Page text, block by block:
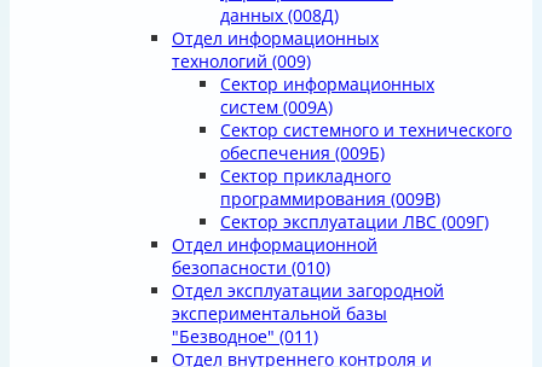
данных (008Д)
Отдел информационных
технологий (009)
Сектор информационных
систем (009А)
Сектор системного и технического
обеспечения (009Б)
Сектор прикладного
программирования (009В)
Сектор эксплуатации ЛВС (009Г)
Отдел информационной
безопасности (010)
Отдел эксплуатации загородной
экспериментальной базы
"Безводное" (011)
Отдел внутреннего контроля и